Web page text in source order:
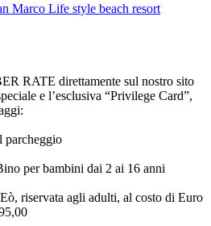
Marco Life style beach resort
RATE direttamente sul nostro sito
e l’esclusiva “Privilege Card”,
parcheggio
per bambini dai 2 ai 16 anni
riservata agli adulti, al costo di Euro